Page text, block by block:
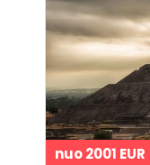
nuo 2001 EUR